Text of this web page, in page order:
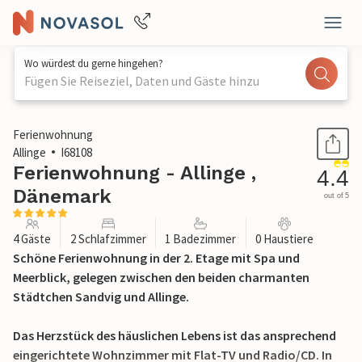
Wo würdest du gerne hingehen?
Fügen Sie Reiseziel, Daten und Gäste hinzu
1 / 29
Ferienwohnung
Allinge
I68108
Ferienwohnung - Allinge ,
Dänemark
4.4
out of 5
4 Gäste 2 Schlafzimmer 1 Badezimmer 0 Haustiere
Schöne Ferienwohnung in der 2. Etage mit Spa und
Meerblick, gelegen zwischen den beiden charmanten
Städtchen Sandvig und Allinge.
Das Herzstück des häuslichen Lebens ist das ansprechend
eingerichtete Wohnzimmer mit Flat-TV und Radio/CD. In